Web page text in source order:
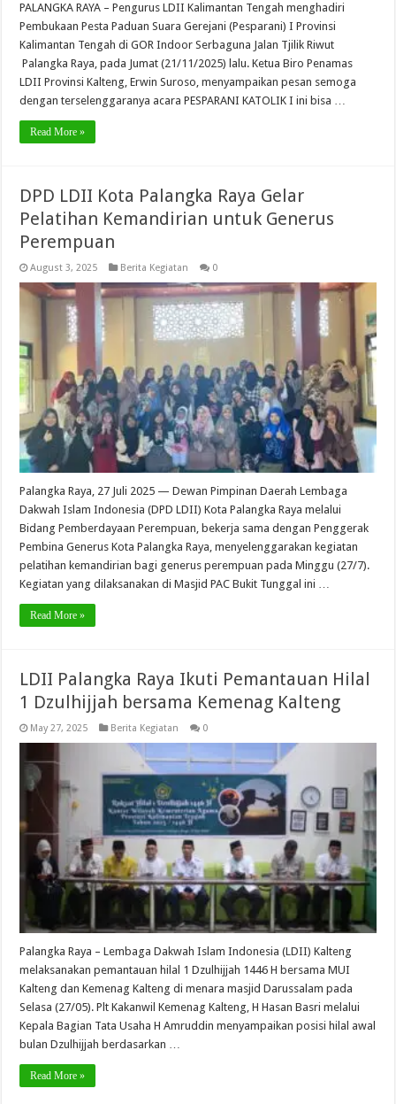
PALANGKA RAYA – Pengurus LDII Kalimantan Tengah menghadiri
Pembukaan Pesta Paduan Suara Gerejani (Pesparani) I Provinsi
Kalimantan Tengah di GOR Indoor Serbaguna Jalan Tjilik Riwut
Palangka Raya, pada Jumat (21/11/2025) lalu. Ketua Biro Penamas
LDII Provinsi Kalteng, Erwin Suroso, menyampaikan pesan semoga
dengan terselenggaranya acara PESPARANI KATOLIK I ini bisa …
Read More »
DPD LDII Kota Palangka Raya Gelar
Pelatihan Kemandirian untuk Generus
Perempuan
August 3, 2025 Berita Kegiatan 0
Palangka Raya, 27 Juli 2025 — Dewan Pimpinan Daerah Lembaga
Dakwah Islam Indonesia (DPD LDII) Kota Palangka Raya melalui
Bidang Pemberdayaan Perempuan, bekerja sama dengan Penggerak
Pembina Generus Kota Palangka Raya, menyelenggarakan kegiatan
pelatihan kemandirian bagi generus perempuan pada Minggu (27/7).
Kegiatan yang dilaksanakan di Masjid PAC Bukit Tunggal ini …
Read More »
LDII Palangka Raya Ikuti Pemantauan Hilal
1 Dzulhijjah bersama Kemenag Kalteng
May 27, 2025 Berita Kegiatan 0
Palangka Raya – Lembaga Dakwah Islam Indonesia (LDII) Kalteng
melaksanakan pemantauan hilal 1 Dzulhijjah 1446 H bersama MUI
Kalteng dan Kemenag Kalteng di menara masjid Darussalam pada
Selasa (27/05). Plt Kakanwil Kemenag Kalteng, H Hasan Basri melalui
Kepala Bagian Tata Usaha H Amruddin menyampaikan posisi hilal awal
bulan Dzulhijjah berdasarkan …
Read More »